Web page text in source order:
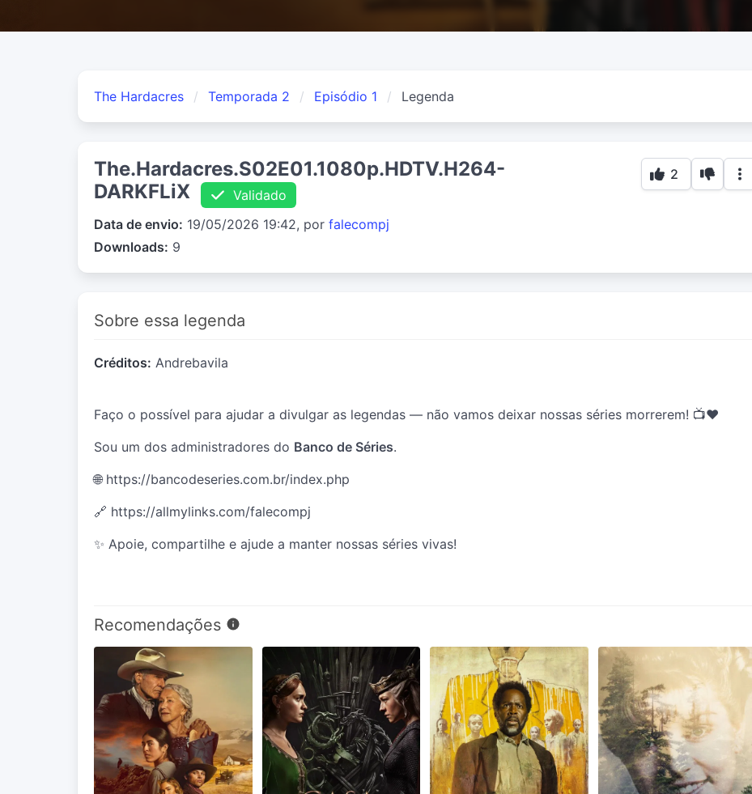
The Hardacres Temporada 2 Episódio 1 Legenda
The.Hardacres.S02E01.1080p.HDTV.H264-
DARKFLiX
Validado
Data de envio: 19/05/2026 19:42, por falecompj
Downloads: 9
2
Sobre essa legenda
Créditos: Andrebavila
Faço o possível para ajudar a divulgar as legendas — não vamos deixar nossas séries morrerem! 📺❤️
Sou um dos administradores do Banco de Séries.
🌐 https://bancodeseries.com.br/index.php
🔗 https://allmylinks.com/falecompj
✨ Apoie, compartilhe e ajude a manter nossas séries vivas!
Recomendações